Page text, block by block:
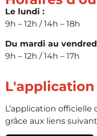
Le lundi :
9h – 12h / 14h – 18h
Du mardi au
9h – 12h / 14h – 17h
L'application
L’application officielle
grâce aux liens